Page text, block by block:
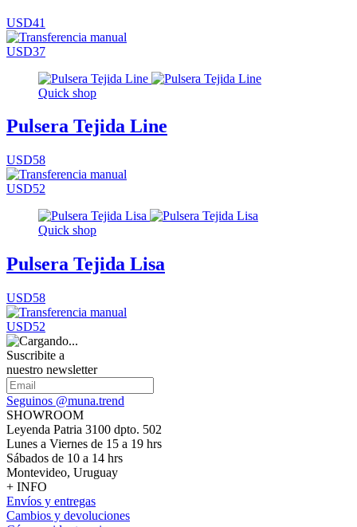
USD41
USD37
Quick shop
Pulsera Tejida Line
USD58
USD52
Quick shop
Pulsera Tejida Lisa
USD58
USD52
Suscribite a
nuestro newsletter
Seguinos @muna.trend
SHOWROOM
Leyenda Patria 3100 dpto. 502
Lunes a Viernes de 15 a 19 hrs
Sábados de 10 a 14 hrs
Montevideo, Uruguay
+ INFO
Envíos y entregas
Cambios y devoluciones